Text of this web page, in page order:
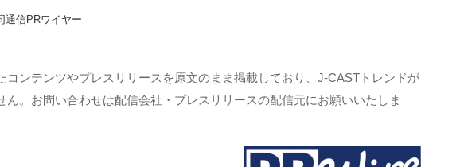
通信PRワイヤー
コンテンツやプレスリリースを原文のまま掲載しており、J-CASTトレンドが
ん。お問い合わせは配信会社・プレスリリースの配信元にお願いいたしま